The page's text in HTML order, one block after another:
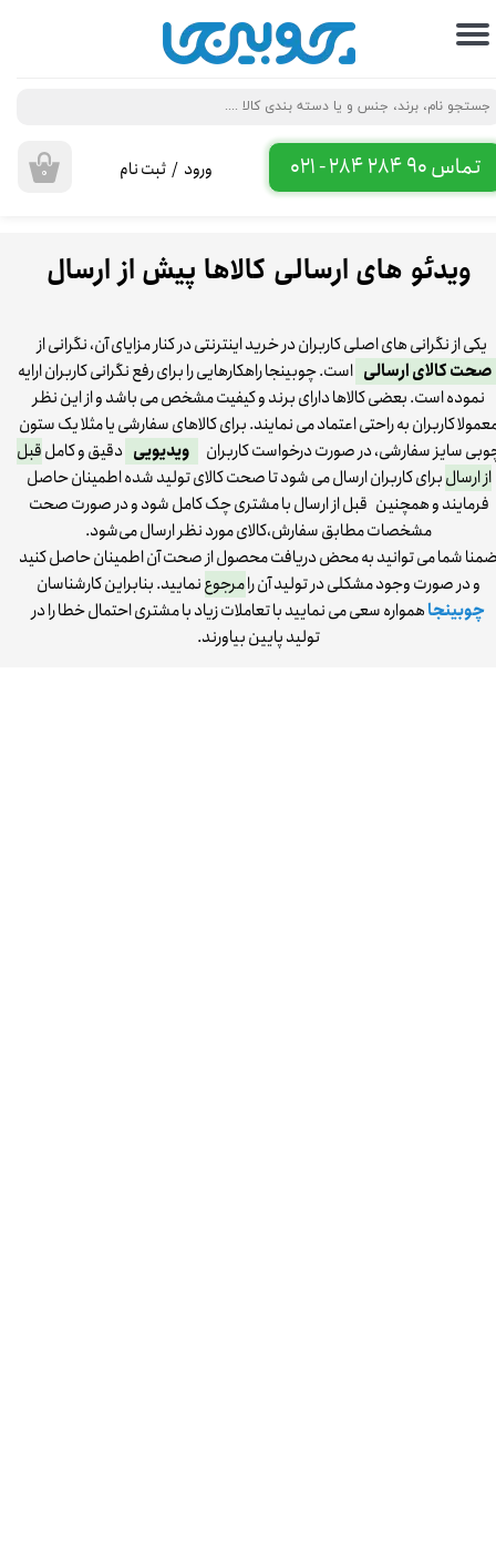
تماس 90 284 284 - 021 ۰ ورود / ثبت نام
حساب کاربری من
تغییر گذر واژه
سفارشات
خروج از حساب کاربری
ویدئو های ارسالی کالاها پیش از ارسال
یکی از نگرانی های اصلی کاربران در خرید اینترنتی در کنار مزایای آن، نگرانی از
صحت کالای ارسالی است. چوبینجا راهکارهایی را برای رفع نگرانی کاربران ارایه
نموده است. بعضی کالاها دارای برند و کیفیت مشخص می باشد و از این نظر
کاربران به راحتی اعتماد می نمایند. برای کالاهای سفارشی یا مثلا یک ستون
سایز سفارشی، در صورت درخواست کاربران
ویدیویی دقیق و کاملقبل
از ارسالبرای کاربران ارسال می شود تا صحت کالای تولید شده اطمینان حاصل
فرمایند و همچنین قبل از ارسال با مشتری چک کامل شود و در صورت صحت
مشخصات مطابق سفارش،‌کالای مورد نظر ارسال می‌شود.
شما می توانید به محض دریافت محصول از صحت آن اطمینان حاصل کنید
و در صورت وجود مشکلی در تولید آن رامرجوعنمایید. بنابراین کارشناسان
چوبینجاهمواره سعی می نمایید با تعاملات زیاد با مشتری احتمال خطا را در
تولید پایین بیاورند.